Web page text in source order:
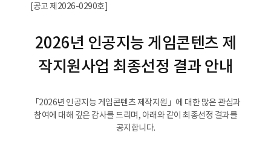
[공고 제2026-0290호]
2026년 인공지능 게임콘텐츠 제
작지원사업 최종선정 결과 안내
「2026년 인공지능 게임콘텐츠 제작지원」에 대한 많은 관심과
참여에 대해 깊은 감사를 드리며, 아래와 같이 최종선정 결과를
공지합니다.